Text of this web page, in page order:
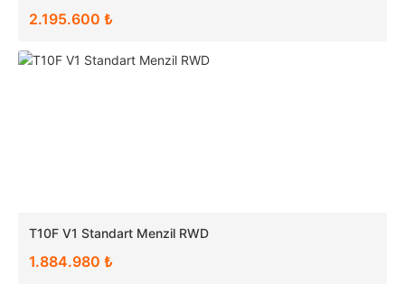
2.195.600 ₺
T10F V1 Standart Menzil RWD
1.884.980 ₺